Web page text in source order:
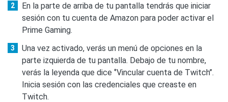
En la parte de arriba de tu pantalla tendrás que iniciar
sesión con tu cuenta de Amazon para poder activar el
Prime Gaming.
Una vez activado, verás un menú de opciones en la
parte izquierda de tu pantalla. Debajo de tu nombre,
verás la leyenda que dice ‘’Vincular cuenta de Twitch’’.
Inicia sesión con las credenciales que creaste en
Twitch.